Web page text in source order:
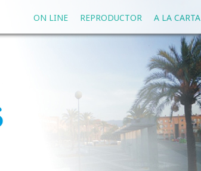
A LA CARTA
REPRODUCTOR
ON LINE